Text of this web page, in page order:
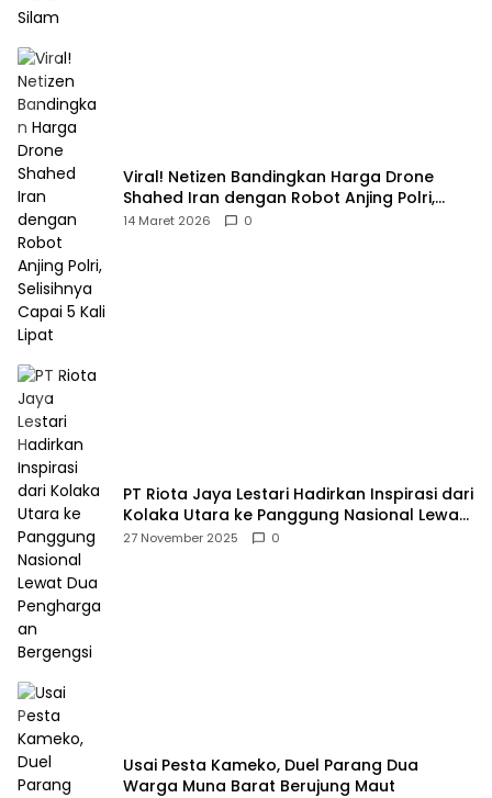
Viral! Netizen Bandingkan Harga Drone
Shahed Iran dengan Robot Anjing Polri,
Selisihnya Capai 5 Kali Lipat
14 Maret 2026 0
PT Riota Jaya Lestari Hadirkan Inspirasi dari
Kolaka Utara ke Panggung Nasional Lewat
Dua Penghargaan Bergengsi
27 November 2025 0
Usai Pesta Kameko, Duel Parang Dua
Warga Muna Barat Berujung Maut